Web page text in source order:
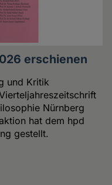
erschienen
und Kritik
Nürnberg
hat dem hpd
gestellt.